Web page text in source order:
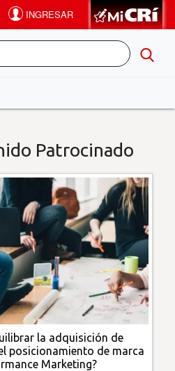
Patrocinado
la adquisición de
posicionamiento de marca
Marketing?